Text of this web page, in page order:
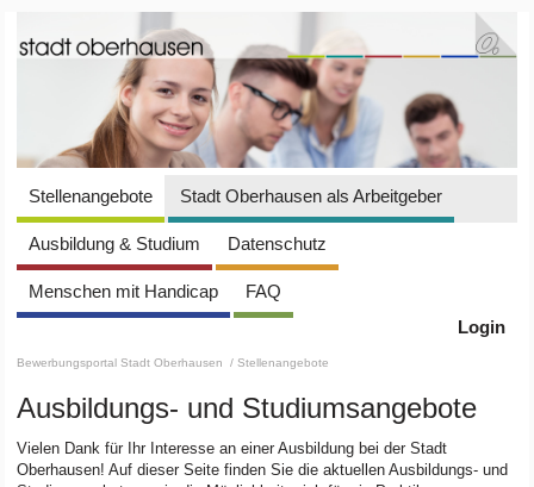
Stellenangebote Stadt Oberhausen als Arbeitgeber
Ausbildung & Studium Datenschutz
Menschen mit Handicap
FAQ
Login
Bewerbungsportal Stadt Oberhausen / Stellenangebote
Ausbildungs- und Studiumsangebote
Vielen Dank für Ihr Interesse an einer Ausbildung bei der Stadt
Oberhausen! Auf dieser Seite finden Sie die aktuellen Ausbildungs- und